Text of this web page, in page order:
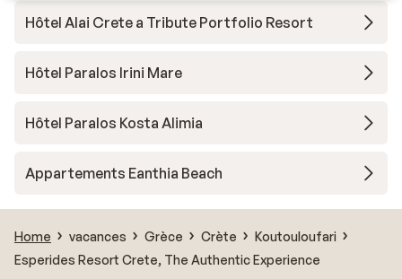
Hôtel Alai Crete a Tribute Portfolio Resort
Hôtel Paralos Irini Mare
Hôtel Paralos Kosta Alimia
Appartements Eanthia Beach
Home vacances Grèce Crète
Koutouloufari
Esperides Resort Crete, The Authentic Experience